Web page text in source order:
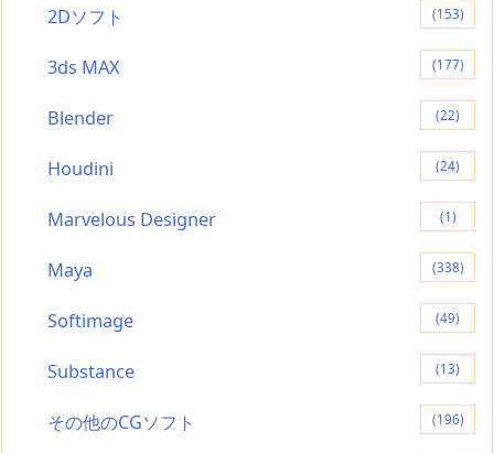
2Dソフト
(153)
3ds MAX (177)
Blender (22)
Houdini (24)
Marvelous Designer (1)
Maya (338)
Softimage (49)
Substance (13)
その他のCGソフト (196)